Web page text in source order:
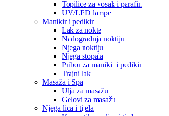
Topilice za vosak i parafin
UV/LED lampe
Manikir i pedikir
Lak za nokte
Nadogradnja noktiju
Njega noktiju
Njega stopala
Pribor za manikir i pedikir
Trajni lak
Masaža i Spa
Ulja za masažu
Gelovi za masažu
Njega lica i tijela